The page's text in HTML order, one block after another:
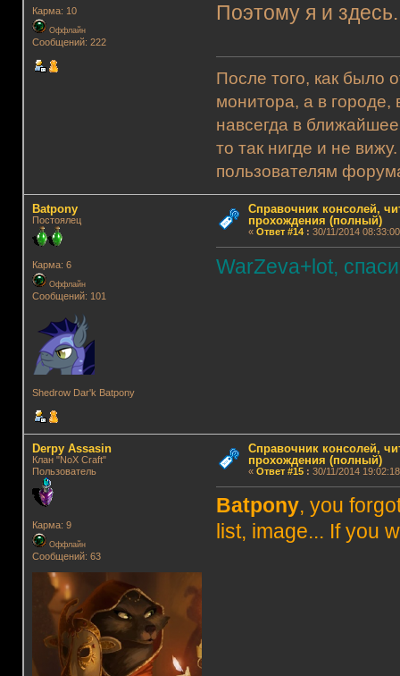
Карма: 10
Оффлайн
Сообщений: 222
Поэтому я и здесь.
После того, как было
монитора, а в
навсегда в
то так нигде и не
пользователям
Batpony
Постоялец
Карма: 6
Оффлайн
Сообщений: 101
Shedrow Dar'k Batpony
Справочник консолей,
прохождения (полный)
« Ответ #14: 30/11/2014
WarZeva+lot,
Derpy Assasin
Клан "NoX Craft"
Пользователь
Карма: 9
Оффлайн
Сообщений: 63
Справочник консолей,
прохождения (полный)
« Ответ #15: 30/11/2014
Batpony, you
list, image... If you